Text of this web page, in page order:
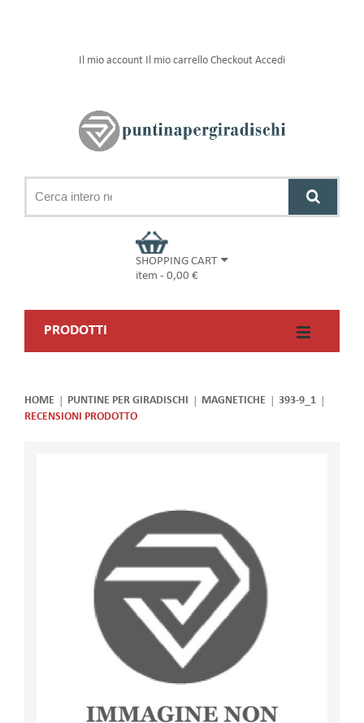
Il mio account Il mio carrello Checkout Accedi
SHOPPING CART
item - 0,00 €
PRODOTTI
HOME PUNTINE PER GIRADISCHI MAGNETICHE
393-9_1
RECENSIONI PRODOTTO